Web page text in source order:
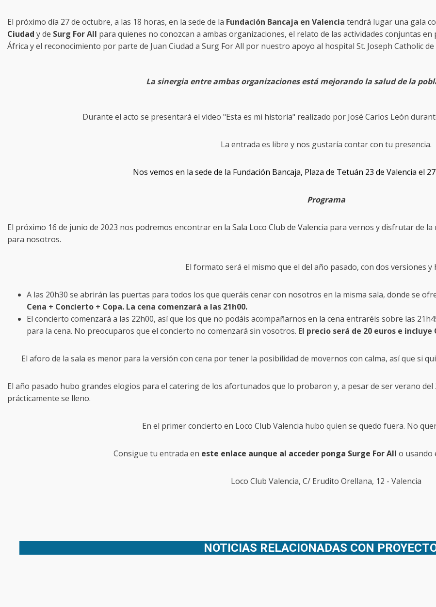
El próximo día 27 de octubre, a las 18 horas, en la sede de la Fundación Bancaja en Valencia tendrá lugar una gala
Ciudad y de Surg For All para quienes no conozcan a ambas organizaciones, el relato de las actividades conjuntas
África y el reconocimiento por parte de Juan Ciudad a Surg For All por nuestro apoyo al hospital St. Joseph Catholic
La sinergia entre ambas organizaciones está mejorando la salud de la
Durante el acto se presentará el video "Esta es mi historia" realizado por José Carlos León
La entrada es libre y nos gustaría contar con tu presencia.
Nos vemos en la sede de la Fundación Bancaja, Plaza de Tetuán 23 de Valencia el
Programa
El próximo 16 de junio de 2023 nos podremos encontrar en la Sala Loco Club de Valencia para vernos y disfrutar de
para nosotros.
El formato será el mismo que el del año pasado, con dos versiones y
A las 20h30 se abrirán las puertas para todos los que queráis cenar con nosotros en la misma sala, donde se
Cena + Concierto + Copa. La cena comenzará a las 21h00.
El concierto comenzará a las 22h00, así que los que no podáis acompañarnos en la cena entraréis sobre las
para la cena. No preocuparos que el concierto no comenzará sin vosotros. El precio será de 20 euros e incluye
El aforo de la sala es menor para la versión con cena por tener la posibilidad de movernos con calma, así que si
El año pasado hubo grandes elogios para el catering de los afortunados que lo probaron y, a pesar de ser verano del
prácticamente se lleno.
En el primer concierto en Loco Club Valencia hubo quien se quedo fuera. No
Consigue tu entrada en este enlace aunque al acceder ponga Surge For All o usando
Loco Club Valencia, C/ Erudito Orellana, 12 - Valencia
NOTICIAS RELACIONADAS CON